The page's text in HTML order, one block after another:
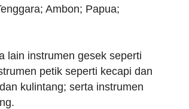
Ambon; Papua;
lain instrumen gesek seperti
petik seperti kecapi dan
kulintang; serta instrumen